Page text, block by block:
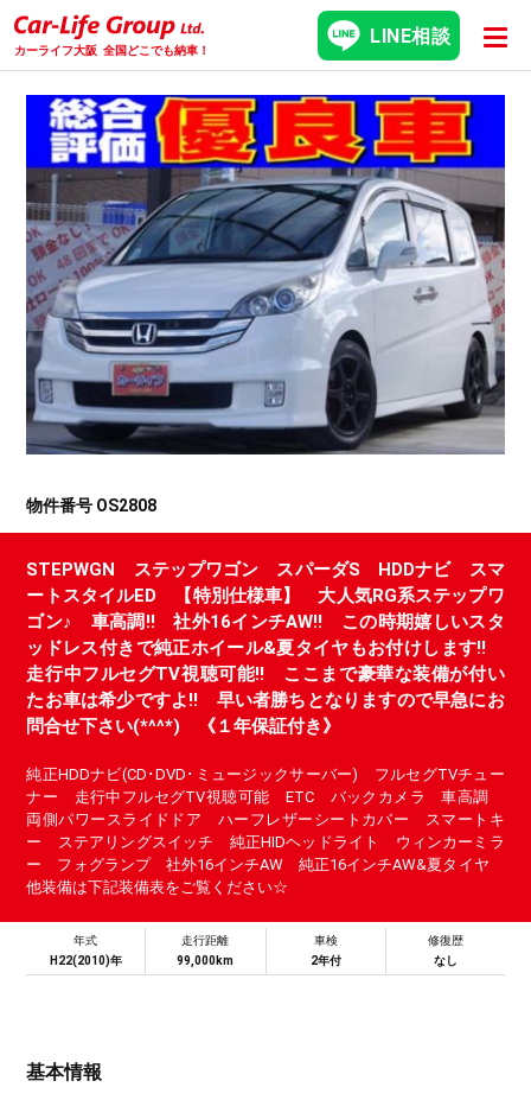
カーライフ大阪 全国どこでも納車！
LINE相談
物件番号 OS2808
STEPWGN ステップワゴン スパーダS HDDナビ スマ
ートスタイルED 【特別仕様車】 大人気RG系ステップワ
ゴン♪ 車高調!! 社外16インチAW!! この時期嬉しいスタ
ッドレス付きで純正ホイール&夏タイヤもお付けします!!
走行中フルセグTV視聴可能!! ここまで豪華な装備が付い
たお車は希少ですよ!! 早い者勝ちとなりますので早急にお
問合せ下さい(*^^*) 《１年保証付き》
純正HDDナビ(CD･DVD･ミュージックサーバー) フルセグTVチュー
ナー 走行中フルセグTV視聴可能 ETC バックカメラ 車高調
両側パワースライドドア ハーフレザーシートカバー スマートキ
ー ステアリングスイッチ 純正HIDヘッドライト ウィンカーミラ
ー フォグランプ 社外16インチAW 純正16インチAW&夏タイヤ
他装備は下記装備表をご覧ください☆
年式
H22(2010)年
走行距離
99,000km
車検
2年付
修復歴
なし
基本情報